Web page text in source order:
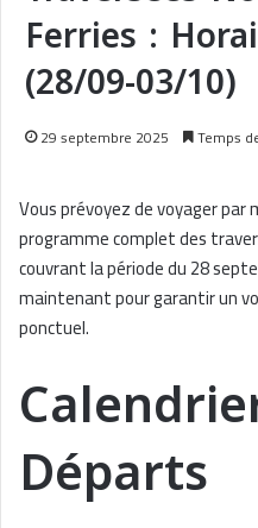
Ferries :
(28/09-03/10)
29 septembre 2025 Temps
Vous prévoyez de voyager
programme complet des
couvrant la période du 28
maintenant pour garantir un
ponctuel.
Départs